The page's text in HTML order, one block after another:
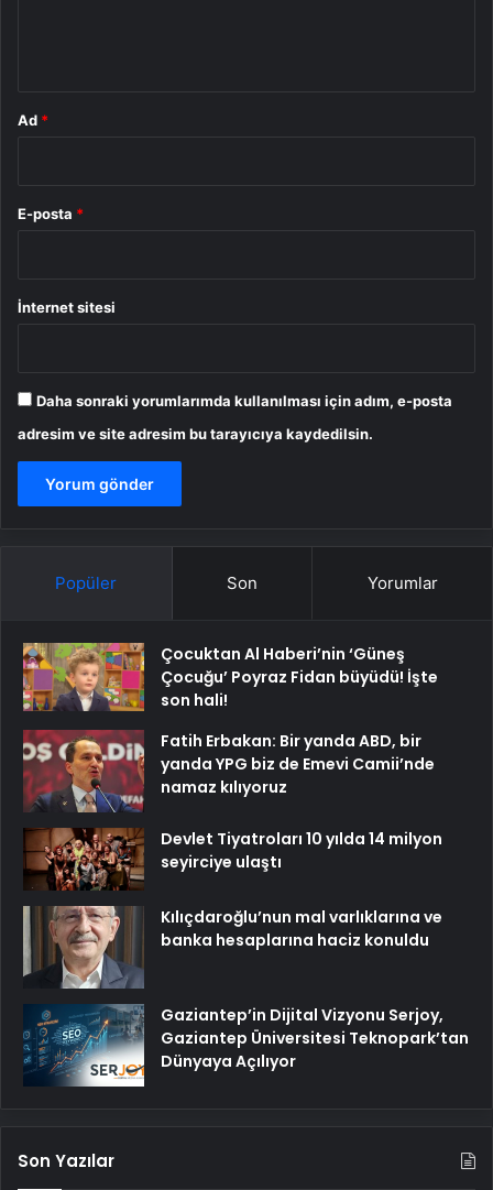
Ad *
E-posta *
İnternet sitesi
Daha sonraki yorumlarımda kullanılması için adım, e-posta
adresim ve site adresim bu tarayıcıya kaydedilsin.
Popüler Son Yorumlar
Çocuktan Al Haberi’nin ‘Güneş
Çocuğu’ Poyraz Fidan büyüdü! İşte
son hali!
Fatih Erbakan: Bir yanda ABD, bir
yanda YPG biz de Emevi Camii’nde
namaz kılıyoruz
Devlet Tiyatroları 10 yılda 14 milyon
seyirciye ulaştı
Kılıçdaroğlu’nun mal varlıklarına ve
banka hesaplarına haciz konuldu
Gaziantep’in Dijital Vizyonu Serjoy,
Gaziantep Üniversitesi Teknopark’tan
Dünyaya Açılıyor
Son Yazılar